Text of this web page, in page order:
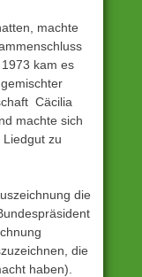
machte
kam es
Cäcilia
machte sich
zu
die
die
haben).